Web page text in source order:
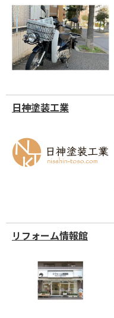
日神塗装工業
リフォーム情報館